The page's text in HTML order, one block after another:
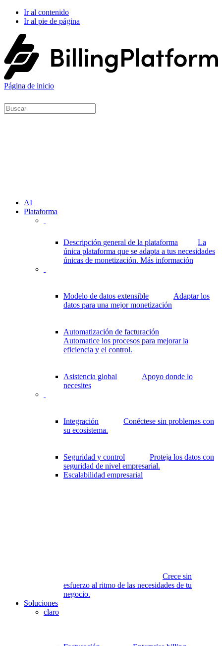
Ir al contenido
Ir al pie de página
Página de inicio
AI
Plataforma
Descripción general de la plataforma
La
única plataforma que se adapta a tus necesidades
únicas de monetización. Más información
Modelo de datos extensible
Adaptar los
datos para una mejor monetización
Automatización de facturación
Automatice los procesos para mejorar la
eficiencia y el control.
Asistencia global
Apoyo donde lo
necesites
Integración
Conéctese sin problemas con
su ecosistema.
Seguridad y control
Proteja los datos con
seguridad de nivel empresarial.
Escalabilidad empresarial
Crece sin
esfuerzo al ritmo de las necesidades de tu
negocio.
Soluciones
claro